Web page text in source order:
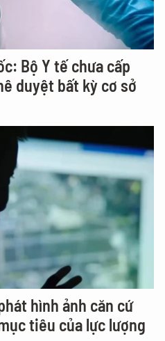
Bộ Y tế chưa cấp
duyệt bất kỳ cơ sở
hình ảnh căn cứ
tiêu của lực lượng